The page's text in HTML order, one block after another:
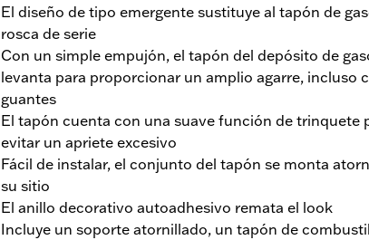
El diseño de tipo emergente sustituye al tapón de
rosca de serie
Con un simple empujón, el tapón del depósito de
levanta para proporcionar un amplio agarre, incluso
guantes
El tapón cuenta con una suave función de trinquete
evitar un apriete excesivo
Fácil de instalar, el conjunto del tapón se monta
su sitio
El anillo decorativo autoadhesivo remata el look
Incluye un soporte atornillado, un tapón de